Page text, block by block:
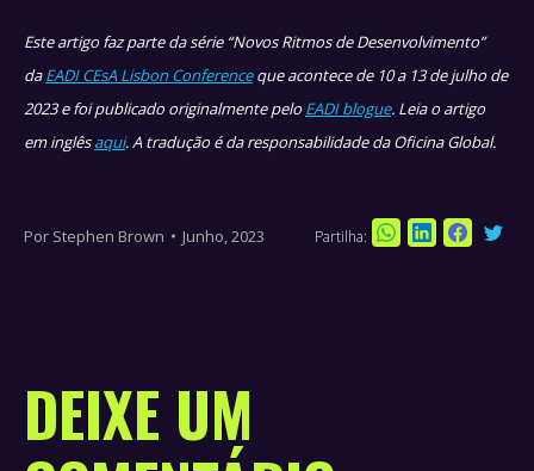
Este artigo faz parte da série “Novos Ritmos de Desenvolvimento”
daEADI CEsA Lisbon Conferenceque acontece de 10 a 13 de julho de
2023 e foi publicado originalmente peloEADI blogue. Leia o artigo
em inglêsaqui. A tradução é da responsabilidade da Oficina Global.
Por Stephen Brown Junho, 2023 Partilha:
ShareShareShare
DEIXE UM